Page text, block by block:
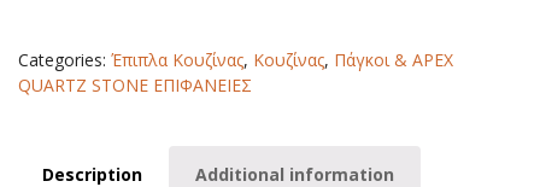
CALACATTA
quantity
Categories: Έπιπλα Κουζίνας, Κουζίνας, Πάγκοι & APEX
QUARTZ STONE ΕΠΙΦΑΝΕΙΕΣ
Description Additional information